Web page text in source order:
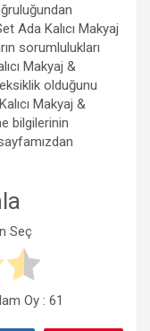
Ada Kalıcı Makyaj
sorumlulukları
Makyaj &
olduğunu
Makyaj &
bilgilerinin
Seç
Oy : 61